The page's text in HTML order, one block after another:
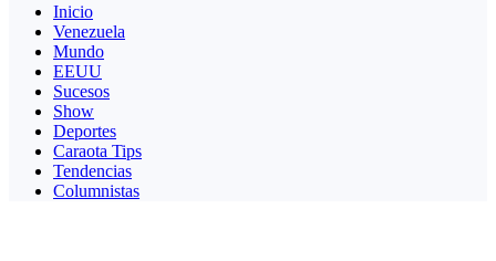
Inicio
Venezuela
Mundo
EEUU
Sucesos
Show
Deportes
Caraota Tips
Tendencias
Columnistas